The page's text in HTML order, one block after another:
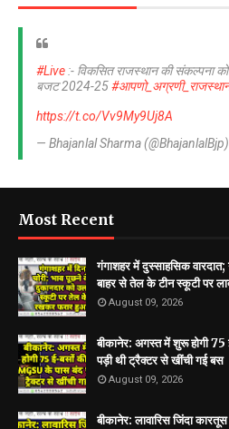
#Live :- विकसित राजस्थान की संकल्पना
बजट 2024-25
https://t.co/Vv9My9Uj8A
— Bhajanlal Sharma (@BhajanlalBjp)
Most Recent
गंगाशहर में दुस्साहसिक
बाहर से तेल के टीन स्कूटी पर
August 09, 2026
बीकानेर: अगस्त में शुरू होगी
पड़ी थी ट्रैक्टर से खींची गई बस
August 09, 2026
बीकानेर: लावारिस जिंदा